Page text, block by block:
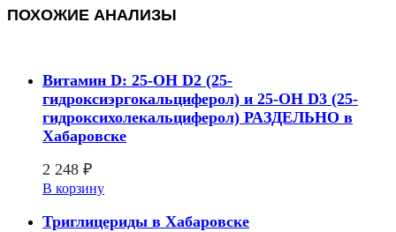
ПОХОЖИЕ АНАЛИЗЫ
Витамин D: 25-OH D2 (25-
гидроксиэргокальциферол) и 25-OH D3 (25-
гидроксихолекальциферол) РАЗДЕЛЬНО в
Хабаровске
2 248 ₽
В корзину
Триглицериды в Хабаровске